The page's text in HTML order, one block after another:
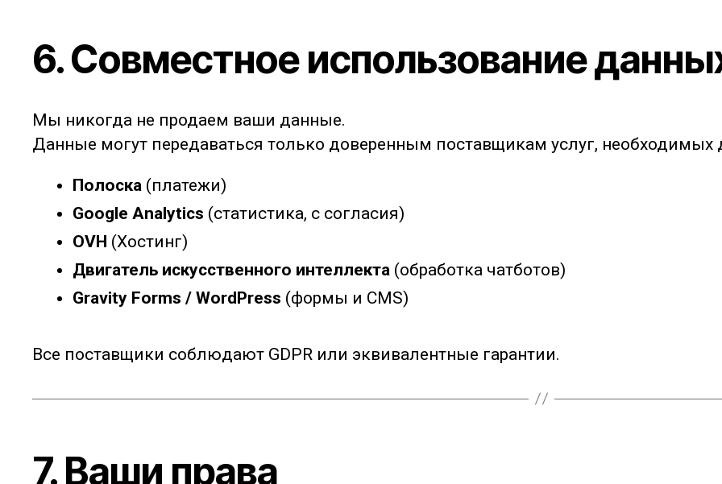
6. Совместное использование
Мы никогда не продаем ваши данные.
Данные могут передаваться только доверенным поставщикам услуг, необходимых
Полоска (платежи)
Google Analytics (статистика, с согласия)
OVH (Хостинг)
Двигатель искусственного интеллекта (обработка чатботов)
Gravity Forms / WordPress (формы и CMS)
Все поставщики соблюдают GDPR или эквивалентные гарантии.
7. Ваши права